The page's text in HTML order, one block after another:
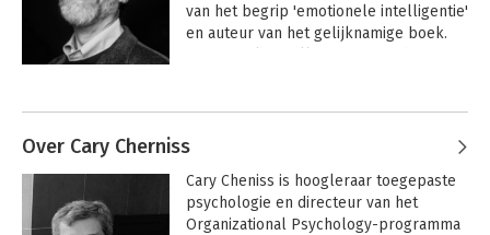
van het begrip 'emotionele intelligentie'
en auteur van het gelijknamige boek.
Over Cary Cherniss
Cary Cheniss is hoogleraar toegepaste
psychologie en directeur van het
Organizational Psychology-programma